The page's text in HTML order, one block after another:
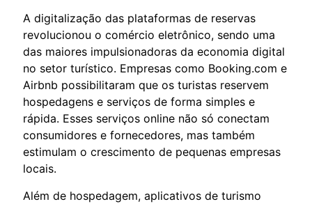
A digitalização das plataformas de reservas
revolucionou o comércio eletrônico, sendo uma
das maiores impulsionadoras da economia digital
no setor turístico. Empresas como Booking.com e
Airbnb possibilitaram que os turistas reservem
hospedagens e serviços de forma simples e
rápida. Esses serviços online não só conectam
consumidores e fornecedores, mas também
estimulam o crescimento de pequenas empresas
locais.
Além de hospedagem, aplicativos de turismo